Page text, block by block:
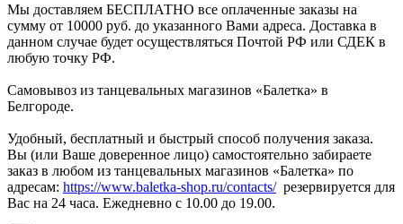
Мы доставляем БЕСПЛАТНО все оплаченные заказы на
сумму от 10000 руб. до указанного Вами адреса. Доставка в
данном случае будет осуществляться Почтой РФ или СДЕК в
любую точку РФ.
Самовывоз из танцевальных магазинов «Балетка» в
Белгороде.
Удобный, бесплатный и быстрый способ получения заказа.
Вы (или Ваше доверенное лицо) самостоятельно забираете
заказ в любом из танцевальных магазинов «Балетка» по
адресам: https://www.baletka-shop.ru/contacts/резервируется для
Вас на 24 часа. Ежедневно с 10.00 до 19.00.